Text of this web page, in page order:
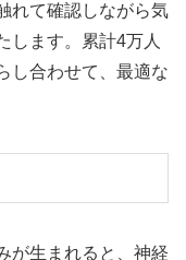
れて確認しながら気
します。累計4万人
し合わせて、最適な
が生まれると、神経